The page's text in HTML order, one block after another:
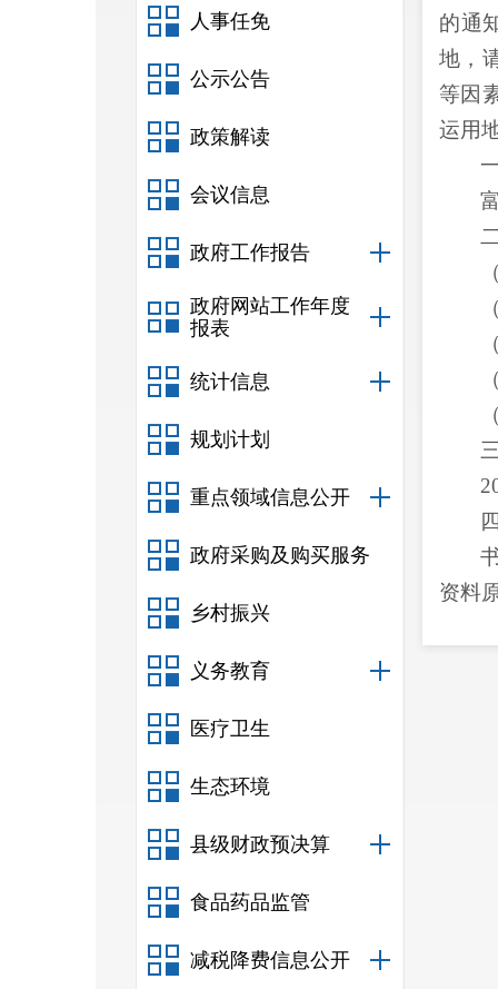
人事任免
公示公告
政策解读
会议信息
政府工作报告
政府网站工作年度
报表
统计信息
规划计划
重点领域信息公开
政府采购及购买服务
乡村振兴
义务教育
医疗卫生
生态环境
县级财政预决算
食品药品监管
减税降费信息公开
的通
地，
等因
运用
资料